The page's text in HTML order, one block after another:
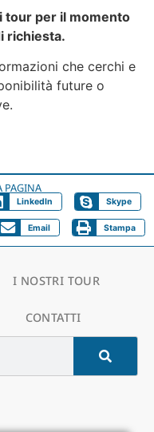
tour per il momento
richiesta.
che cerchi e
future o
PAGINA
LinkedIn Skype
Email Stampa
I NOSTRI TOUR
CONTATTI